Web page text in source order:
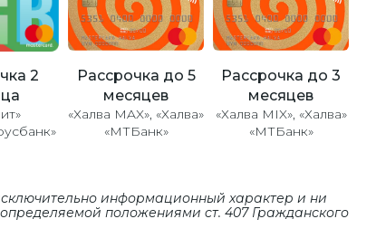
2
Рассрочка до 5
месяцев
«Халва MAX», «Халва»
«МТБанк»
Рассрочка до 3
месяцев
«Халва MIX», «Халва»
«МТБанк»
информационный характер и ни
положениями cт. 407 Гражданского